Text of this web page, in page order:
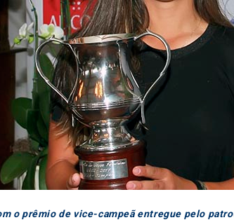
o prêmio de vice-campeã entregue pelo